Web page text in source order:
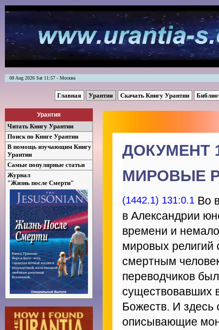
08 Aug 2026 Sat 11:57 - Москва
Главная Урантия Скачать Книгу Урантии
Урантия
Читать Книгу Урантии
Поиск по Книге Урантии
В помощь изучающим Книгу
Урантии
Самые популярные статьи
Журнал
"Жизнь после Смерти"
ДОКУМЕНТ
МИРОВЫЕ
(1442.1) 131:0.1 Во
в Александрии
времени и
мировых религий
смертным
переводчиков
существовавших
Божеств. И здесь
описывающие